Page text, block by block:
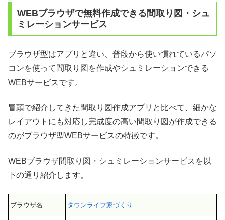
WEBブラウザで無料作成できる間取り図・シュ
ミレーションサービス
ブラウザ型はアプリと違い、普段から使い慣れているパソ
コンを使って間取り図を作成やシュミレーションできる
WEBサービスです。
冒頭で紹介してきた間取り図作成アプリと比べて、細かな
レイアウトにも対応し完成度の高い間取り図が作成できる
のがブラウザ型WEBサービスの特徴です。
WEBブラウザ間取り図・シュミレーションサービスを以
下の通リ紹介します。
ブラウザ名 タウンライフ家づくり